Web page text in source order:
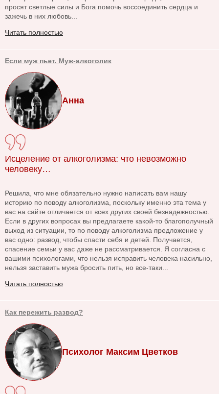
просят светлые силы и Бога помочь воссоединить сердца и
зажечь в них любовь...
Читать полностью
Если муж пьет. Муж-алкоголик
Анна
Исцеление от алкоголизма: что невозможно
человеку…
Решила, что мне обязательно нужно написать вам нашу
историю по поводу алкоголизма, поскольку именно эта тема у
вас на сайте отличается от всех других своей безнадежностью.
Если в других вопросах вы предлагаете какой-то благополучный
выход из ситуации, то по поводу алкоголизма предложение у
вас одно: развод, чтобы спасти себя и детей. Получается,
спасение семьи у вас даже не рассматривается. Я согласна с
вашими психологами, что нельзя исправить человека насильно,
нельзя заставить мужа бросить пить, но все-таки...
Читать полностью
Как пережить развод?
Психолог Максим Цветков